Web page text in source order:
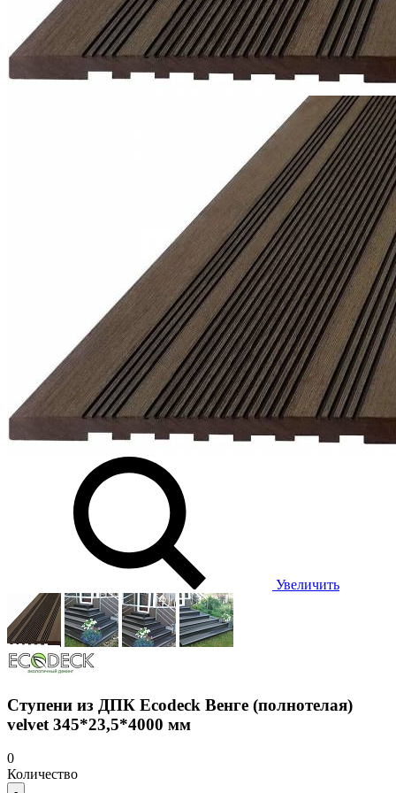
Увеличить
Ступени из ДПК Ecodeck Венге (полнотелая)
velvet 345*23,5*4000 мм
0
Количество